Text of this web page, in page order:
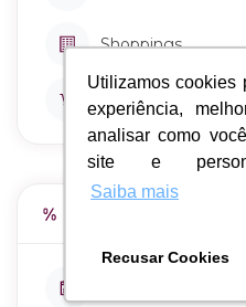
Utilizamos cookies
experiência,
analisar como
site e
Saiba mais
Recusar Cookies
Utilizamos cookies
experiência,
analisar como
site e
Saiba mais
Recusar Cookies
Shoppings
Supermercado